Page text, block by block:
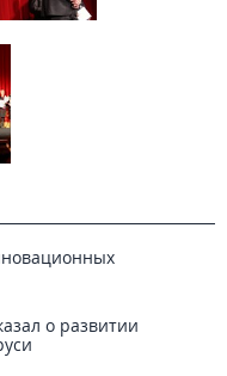
о развитии